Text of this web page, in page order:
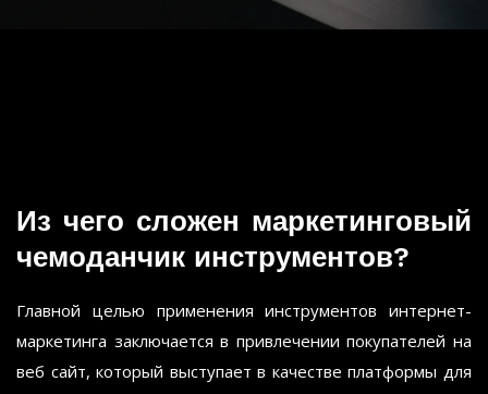
Из чего сложен маркетинговый
чемоданчик инструментов?
Главной целью применения инструментов интернет-
маркетинга заключается в привлечении покупателей на
веб сайт, который выступает в качестве платформы для